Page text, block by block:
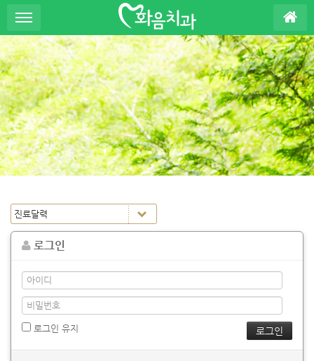
S
u
b
P
r
o
m
o
t
i
로그인
로그인 유지